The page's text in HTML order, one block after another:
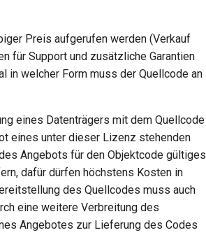
Preis aufgerufen werden (Verkauf
für Support und zusätzliche Garantien
in welcher Form muss der Quellcode an
eines Datenträgers mit dem Quellcode
eines unter dieser Lizenz stehenden
Angebots für den Objektcode gültiges
dafür dürfen höchstens Kosten in
des Quellcodes muss auch
eine weitere Verbreitung des
Angebotes zur Lieferung des Codes